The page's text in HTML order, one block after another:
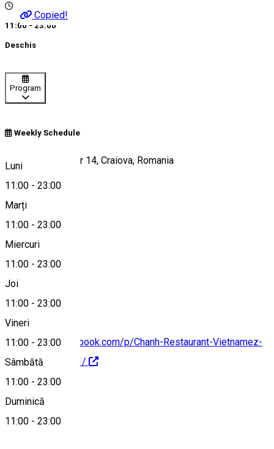
Copied!
11:00 - 23:00
Deschis
Program
Weekly Schedule
Luni
11:00 - 23:00
Marți
11:00 - 23:00
Miercuri
11:00 - 23:00
Joi
11:00 - 23:00
Vineri
11:00 - 23:00
Sâmbătă
11:00 - 23:00
Duminică
11:00 - 23:00
Strada Lipscani, nr 14, Craiova, Romania
Hartă
https://www.facebook.com/p/Chanh-Restaurant-Vietnamez-
61555932342031/
Despre
Restaurant